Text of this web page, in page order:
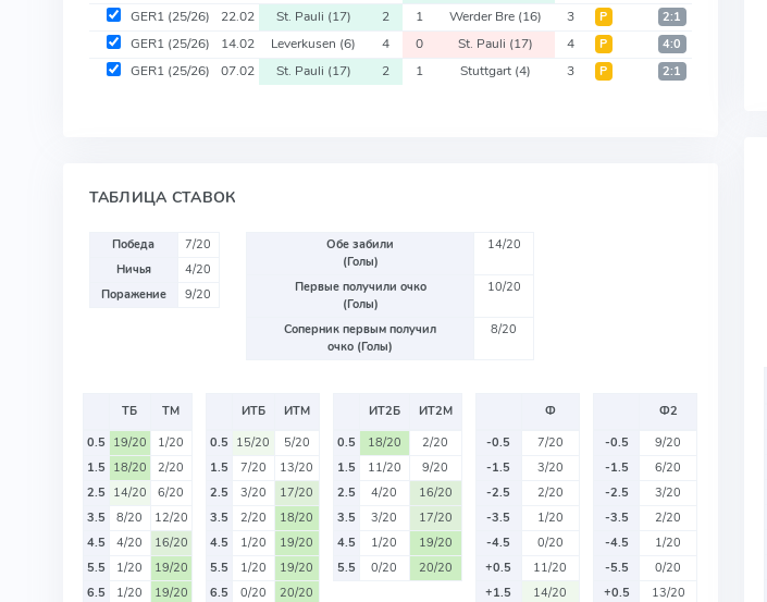
GER1 (25/26) 22.02 St. Pauli (17) 2 1 Werder Bre (16) 3 Р 2:1
GER1 (25/26) 14.02 Leverkusen (6) 4 0 St. Pauli (17) 4 Р 4:0
GER1 (25/26) 07.02 St. Pauli (17) 2 1 Stuttgart (4) 3 Р 2:1
ТАБЛИЦА СТАВОК
Победа
7/20
Ничья
4/20
Поражение
9/20
Обе забили
(Голы)
14/20
Первые получили очко
(Голы)
10/20
Соперник первым получил
очко (Голы)
8/20
ТБ
ТМ
0.5 19/20
1/20
1.5 18/20
2/20
2.5 14/20
6/20
3.5
8/20
12/20
4.5
4/20
16/20
5.5
1/20
19/20
6.5
1/20
19/20
ИТБ
ИТМ
0.5 15/20
5/20
1.5
7/20
13/20
2.5
3/20
17/20
3.5
2/20
18/20
4.5
1/20
19/20
5.5
1/20
19/20
6.5
0/20 20/20
ИТ2Б
ИТ2М
0.5
18/20
2/20
1.5
11/20
9/20
2.5
4/20
16/20
3.5
3/20
17/20
4.5
1/20
19/20
5.5
0/20 20/20
Ф
-0.5
7/20
-1.5
3/20
-2.5
2/20
-3.5
1/20
-4.5
0/20
+0.5
11/20
+1.5
14/20
Ф2
-0.5
9/20
-1.5
6/20
-2.5
3/20
-3.5
2/20
-4.5
1/20
-5.5
0/20
+0.5
13/20